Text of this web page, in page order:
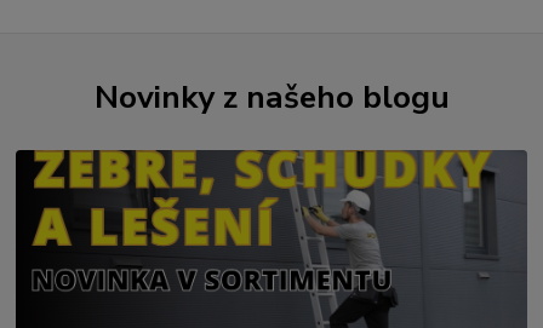
Novinky z našeho blogu